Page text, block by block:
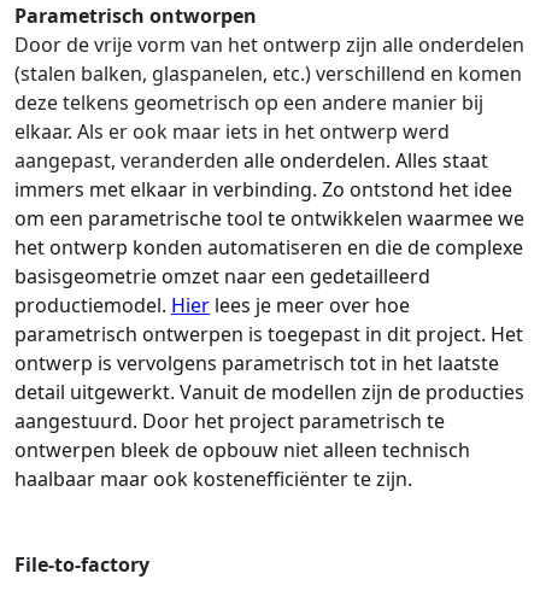
Parametrisch ontworpen
Door de vrije vorm van het ontwerp zijn alle onderdelen
(stalen balken, glaspanelen, etc.) verschillend en komen
deze telkens geometrisch op een andere manier bij
elkaar. Als er ook maar iets in het ontwerp werd
aangepast, veranderden alle onderdelen. Alles staat
immers met elkaar in verbinding. Zo ontstond het idee
om een parametrische tool te ontwikkelen waarmee we
het ontwerp konden automatiseren en die de complexe
basisgeometrie omzet naar een gedetailleerd
productiemodel. Hier lees je meer over hoe
parametrisch ontwerpen is toegepast in dit project. Het
ontwerp is vervolgens parametrisch tot in het laatste
detail uitgewerkt. Vanuit de modellen zijn de producties
aangestuurd. Door het project parametrisch te
ontwerpen bleek de opbouw niet alleen technisch
haalbaar maarook kostenefficiënter te zijn.
File-to-factory